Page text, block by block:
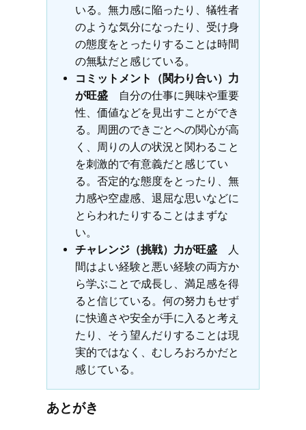
いる。無力感に陥ったり、犠牲者
のような気分になったり、受け身
の態度をとったりすることは時間
の無駄だと感じている。
コミットメント（関わり合い）力
が旺盛自分の仕事に興味や重要
性、価値などを見出すことができ
る。周囲のできごとへの関心が高
く、周りの人の状況と関わること
を刺激的で有意義だと感じてい
る。否定的な態度をとったり、無
力感や空虚感、退屈な思いなどに
とらわれたりすることはまずな
い。
チャレンジ（挑戦）力が旺盛人
間はよい経験と悪い経験の両方か
ら学ぶことで成長し、満足感を得
ると信じている。何の努力もせず
に快適さや安全が手に入ると考え
たり、そう望んだりすることは現
実的ではなく、むしろおろかだと
感じている。
あとがき